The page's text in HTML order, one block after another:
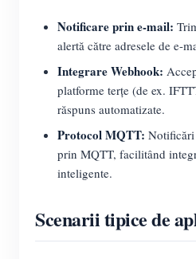
Notificare prin e-mail:
alertă către adresele de e-
Integrare Webhook:
platforme terțe (de ex.
răspuns automatizate.
Protocol MQTT:
prin MQTT, facilitând
inteligente.
Scenarii tipice de